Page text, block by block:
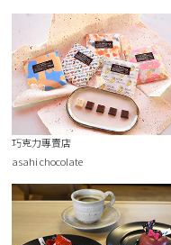
巧克力專賣店
asahi chocolate